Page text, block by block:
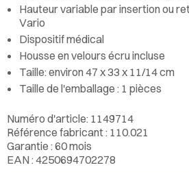
Hauteur variable par insertion ou
Vario
Dispositif médical
Housse en velours écru incluse
Taille: environ 47 x 33 x 11/14 cm
Taille de l'emballage : 1 pièces
Numéro d'article: 1149714
Référence fabricant : 110.021
Garantie : 60 mois
EAN : 4250694702278